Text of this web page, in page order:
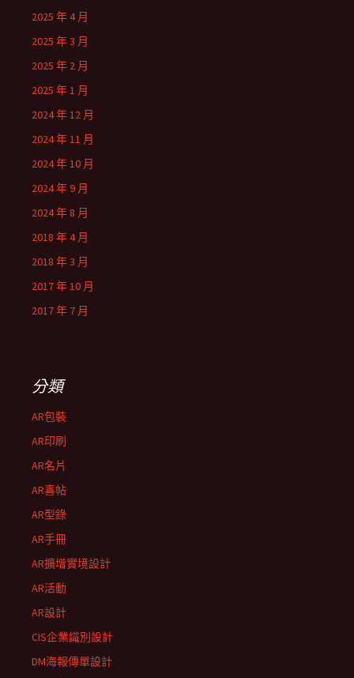
2025 年 4 月
2025 年 3 月
2025 年 2 月
2025 年 1 月
2024 年 12 月
2024 年 11 月
2024 年 10 月
2024 年 9 月
2024 年 8 月
2018 年 4 月
2018 年 3 月
2017 年 10 月
2017 年 7 月
分類
AR包裝
AR印刷
AR名片
AR喜帖
AR型錄
AR手冊
AR擴增實境設計
AR活動
AR設計
CIS企業識別設計
DM海報傳單設計